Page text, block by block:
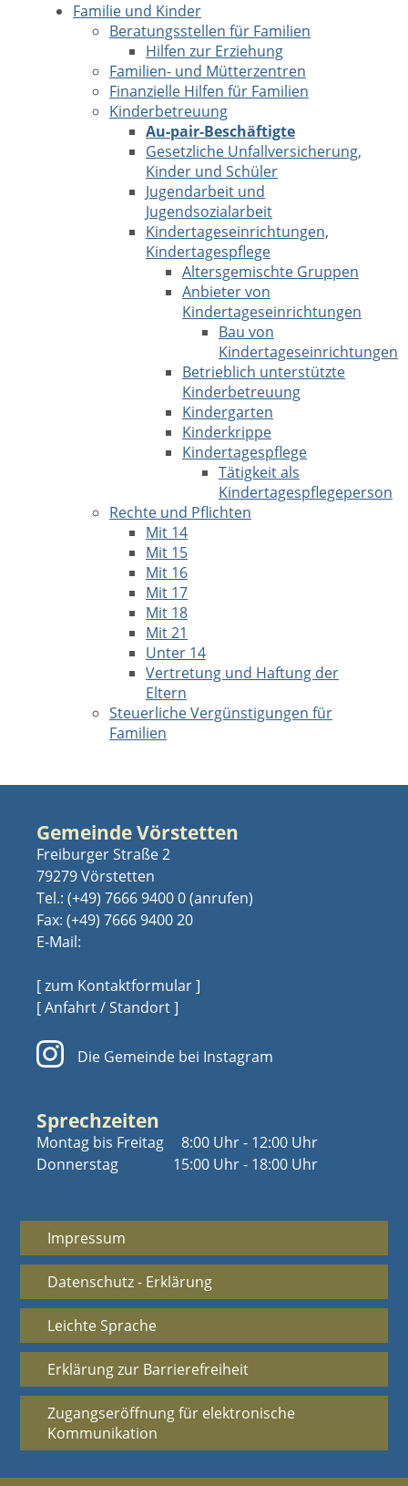
Familie und Kinder
Beratungsstellen für Familien
Hilfen zur Erziehung
Familien- und Mütterzentren
Finanzielle Hilfen für Familien
Kinderbetreuung
Au-pair-Beschäftigte
Gesetzliche Unfallversicherung,
Kinder und Schüler
Jugendarbeit und
Jugendsozialarbeit
Kindertageseinrichtungen,
Kindertagespflege
Altersgemischte Gruppen
Anbieter von
Kindertageseinrichtungen
Bau von
Kindertageseinrichtungen
Betrieblich unterstützte
Kinderbetreuung
Kindergarten
Kinderkrippe
Kindertagespflege
Tätigkeit als
Kindertagespflegeperson
Rechte und Pflichten
Mit 14
Mit 15
Mit 16
Mit 17
Mit 18
Mit 21
Unter 14
Vertretung und Haftung der
Eltern
Steuerliche Vergünstigungen für
Familien
Gemeinde Vörstetten
Freiburger Straße 2
79279 Vörstetten
Tel.: (+49) 7666 9400 0
Fax: (+49) 7666 9400 20
E-Mail:
[ zum Kontaktformular ]
[ Anfahrt / Standort ]
Die Gemeinde bei Instagram
Sprechzeiten
Montag bis Freitag
Donnerstag
8:00 Uhr - 12:00 Uhr
15:00 Uhr - 18:00 Uhr
Impressum
Datenschutz - Erklärung
Leichte Sprache
Erklärung zur Barrierefreiheit
Zugangseröffnung für elektronische
Kommunikation